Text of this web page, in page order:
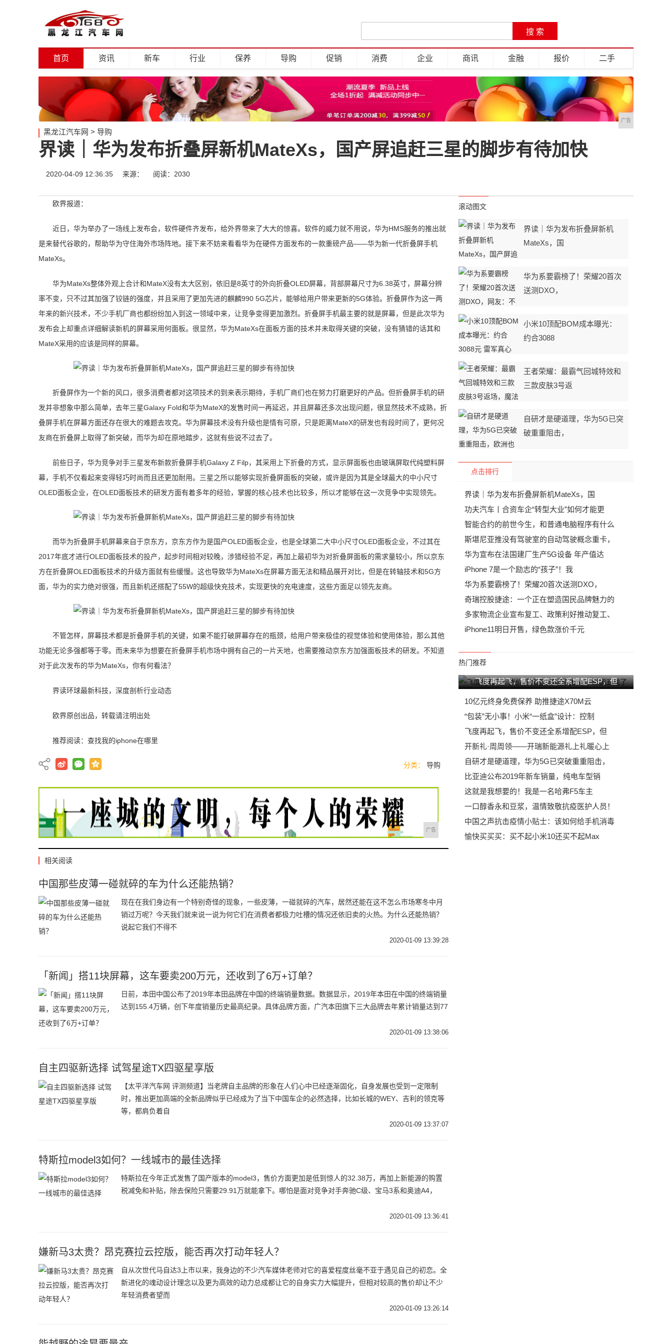
首页 资讯 新车 行业 保养 导购 促销 消费 企业 商讯 金融 报价 二手
广告
黑龙江汽车网 > 导购
界读｜华为发布折叠屏新机MateXs，国产屏追赶三星的脚步有待加快
2020-04-09 12:36:35 来源： 阅读：2030
欧界报道：
近日，华为举办了一场线上发布会，软件硬件齐发布，给外界带来了大大的惊喜。软件的威力就不用说，华为HMS服务的推出就
是来替代谷歌的，帮助华为守住海外市场阵地。接下来不妨来看看华为在硬件方面发布的一款重磅产品——华为新一代折叠屏手机
MateXs。
华为MateXs整体外观上合计和MateX没有太大区别，依旧是8英寸的外向折叠OLED屏幕，背部屏幕尺寸为6.38英寸，屏幕分辨
率不变，只不过其加强了铰链的强度，并且采用了更加先进的麒麟990 5G芯片，能够给用户带来更新的5G体验。折叠屏作为这一两
年来的新兴技术，不少手机厂商也都纷纷加入到这一领域中来，让竞争变得更加激烈。折叠屏手机最主要的就是屏幕，但是此次华为
发布会上却重点详细解读新机的屏幕采用何面板。很显然，华为MateXs在面板方面的技术并未取得关键的突破，没有猜错的话其和
MateX采用的应该是同样的屏幕。
折叠屏作为一个新的风口，很多消费者都对这项技术的到来表示期待，手机厂商们也在努力打磨更好的产品。但折叠屏手机的研
发并非想象中那么简单，去年三星Galaxy Fold和华为MateX的发售时间一再延迟，并且屏幕还多次出现问题，很显然技术不成熟，折
叠屏手机在屏幕方面还存在很大的难题去攻克。华为屏幕技术没有升级也是情有可原，只是距离MateX的研发也有段时间了，更何况
友商在折叠屏上取得了新突破，而华为却在原地踏步，这就有些说不过去了。
前些日子，华为竞争对手三星发布新款折叠屏手机Galaxy Z Filp，其采用上下折叠的方式，显示屏面板也由玻璃屏取代纯塑料屏
幕，手机不仅看起来变得轻巧时尚而且还更加耐用。三星之所以能够实现折叠屏面板的突破，或许是因为其是全球最大的中小尺寸
OLED面板企业，在OLED面板技术的研发方面有着多年的经验，掌握的核心技术也比较多，所以才能够在这一次竞争中实现领先。
而华为折叠屏手机屏幕来自于京东方，京东方作为是国产OLED面板企业，也是全球第二大中小尺寸OLED面板企业，不过其在
2017年底才进行OLED面板技术的投产，起步时间相对较晚，涉猎经验不足，再加上最初华为对折叠屏面板的需求量较小，所以京东
方在折叠屏OLED面板技术的升级方面就有些缓慢。这也导致华为MateXs在屏幕方面无法和精品展开对比，但是在转轴技术和5G方
面，华为的实力绝对很强，而且新机还搭配了55W的超级快充技术，实现更快的充电速度，这些方面足以领先友商。
不管怎样，屏幕技术都是折叠屏手机的关键，如果不能打破屏幕存在的瓶颈，给用户带来极佳的视觉体验和使用体验，那么其他
功能无论多强都等于零。而未来华为想要在折叠屏手机市场中拥有自己的一片天地，也需要推动京东方加强面板技术的研发。不知道
对于此次发布的华为MateXs，你有何看法？
界读环球最新科技，深度剖析行业动态
欧界原创出品，转载请注明出处
推荐阅读： 查找我的iphone在哪里
分类： 导购
广告
相关阅读
中国那些皮薄一碰就碎的车为什么还能热销？
现在在我们身边有一个特别奇怪的现象，一些皮薄，一碰就碎的汽车，居然还能在这不怎么市场寒冬中月
销过万呢？今天我们就来说一说为何它们在消费者都极力吐槽的情况还依旧卖的火热。为什么还能热销？
说起它我们不得不
2020-01-09 13:39:28
「新闻」搭11块屏幕，这车要卖200万元，还收到了6万+订单？
日前，本田中国公布了2019年本田品牌在中国的终端销量数据。数据显示，2019年本田在中国的终端销量
达到155.4万辆，创下年度销量历史最高纪录。具体品牌方面，广汽本田旗下三大品牌去年累计销量达到77
2020-01-09 13:38:06
自主四驱新选择 试驾星途TX四驱星享版
【太平洋汽车网 评测频道】当老牌自主品牌的形象在人们心中已经逐渐固化，自身发展也受到一定限制
时，推出更加高端的全新品牌似乎已经成为了当下中国车企的必然选择，比如长城的WEY、吉利的领克等
等，都肩负着自
2020-01-09 13:37:07
特斯拉model3如何？一线城市的最佳选择
特斯拉在今年正式发售了国产版本的model3，售价方面更加是低到惊人的32.38万，再加上新能源的购置
税减免和补贴，除去保险只需要29.91万就能拿下。哪怕是面对竞争对手奔驰C级、宝马3系和奥迪A4，
2020-01-09 13:36:41
嫌新马3太贵？昂克赛拉云控版，能否再次打动年轻人？
自从次世代马自达3上市以来，我身边的不少汽车媒体老师对它的喜爱程度丝毫不亚于遇见自己的初恋。全
新进化的魂动设计理念以及更为高效的动力总成都让它的自身实力大幅提升，但相对较高的售价却让不少
年轻消费者望而
2020-01-09 13:26:14
滚动图文
界读｜华为发布折叠屏新机
MateXs，国
华为系要霸榜了！荣耀20首次
送测DXO，
小米10顶配BOM成本曝光：
约合3088
王者荣耀：最霸气回城特效和
三款皮肤3号返
自研才是硬道理，华为5G已突
破重重阻击，
点击排行
界读｜华为发布折叠屏新机MateXs，国
功夫汽车丨合资车企“转型大业”如何才能更
智能合约的前世今生，和普通电脑程序有什么
斯堪尼亚推没有驾驶室的自动驾驶概念重卡，
华为宣布在法国建厂生产5G设备 年产值达
iPhone 7是一个励志的“孩子”！我
华为系要霸榜了！荣耀20首次送测DXO，
奇瑞控股捷途：一个正在塑造国民品牌魅力的
多家物流企业宣布复工、政策利好推动复工、
iPhone11明日开售，绿色款涨价千元
热门推荐
飞度再起飞，售价不变还全系增配ESP，但
10亿元终身免费保养 助推捷途X70M云
“包装”无小事！小米“一纸盒”设计：控制
飞度再起飞，售价不变还全系增配ESP，但
开新礼·周周领——开瑞新能源礼上礼暖心上
自研才是硬道理，华为5G已突破重重阻击，
比亚迪公布2019年新车销量，纯电车型销
这就是我想要的！我是一名哈弗F5车主
一口醇香永和豆浆，温情致敬抗疫医护人员！
中国之声抗击疫情小贴士：该如何给手机消毒
愉快买买买：买不起小米10还买不起Max